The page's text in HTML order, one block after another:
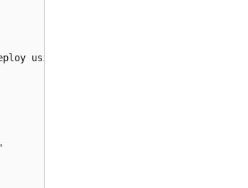
using existing standard public IP."